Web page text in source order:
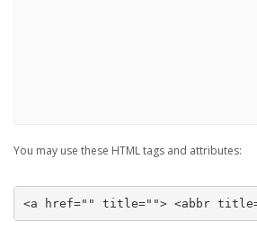
You may use these HTML tags and attributes:
<a href="" title=""> <abbr